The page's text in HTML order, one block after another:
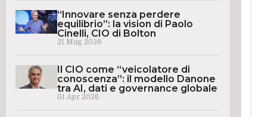
“Innovare senza perdere
equilibrio”: la vision di Paolo
Cinelli, CIO di Bolton
21 Mag 2026
Il CIO come “veicolatore di
conoscenza”: il modello Danone
tra AI, dati e governance globale
01 Apr 2026